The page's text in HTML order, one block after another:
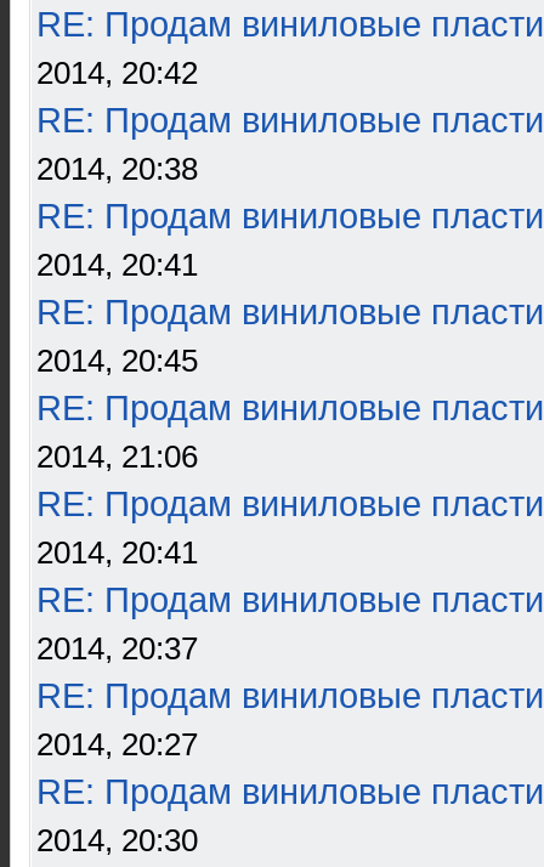
RE: Продам виниловые
2014, 20:42
RE: Продам виниловые
2014, 20:38
RE: Продам виниловые
2014, 20:41
RE: Продам виниловые
2014, 20:45
RE: Продам виниловые
2014, 21:06
RE: Продам виниловые
2014, 20:41
RE: Продам виниловые
2014, 20:37
RE: Продам виниловые
2014, 20:27
RE: Продам виниловые
2014, 20:30